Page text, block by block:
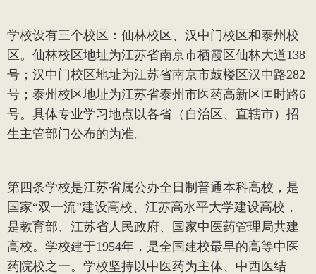
学校设有三个校区：仙林校区、汉中门校区和泰州校
区。仙林校区地址为江苏省南京市栖霞区仙林大道138
号；汉中门校区地址为江苏省南京市鼓楼区汉中路282
号；泰州校区地址为江苏省泰州市医药高新区匡时路6
号。具体专业学习地点以各省（自治区、直辖市）招
生主管部门公布的为准。
第四条学校是江苏省属公办全日制普通本科高校，是
国家“双一流”建设高校、江苏高水平大学建设高校，
是教育部、江苏省人民政府、国家中医药管理局共建
高校。学校建于1954年，是全国建校最早的高等中医
药院校之一。学校坚持以中医药为主体、中西医结